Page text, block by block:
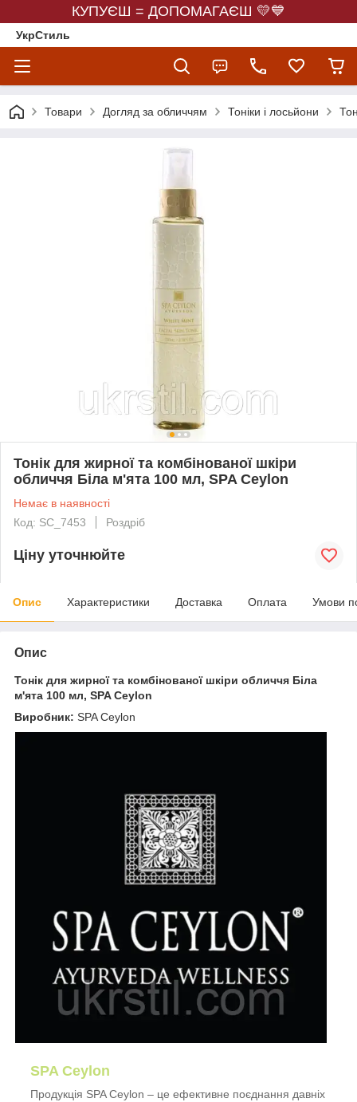
КУПУЄШ = ДОПОМАГАЄШ 💛💙
УкрСтиль
Товари Догляд за обличчям Тоніки і лосьйони
Тонік для жирної та комбінованої шкіри
обличчя Біла м'ята 100 мл, SPA Ceylon
Немає в наявності
Код: SC_7453
Роздріб
Ціну уточнюйте
Опис Характеристики Доставка Оплата Умови
Опис
Тонік для жирної та комбінованої шкіри обличчя Біла
м'ята 100 мл, SPA Ceylon
Виробник: SPA Ceylon
SPA Ceylon
Продукція SPA Ceylon – це ефективне поєднання давніх